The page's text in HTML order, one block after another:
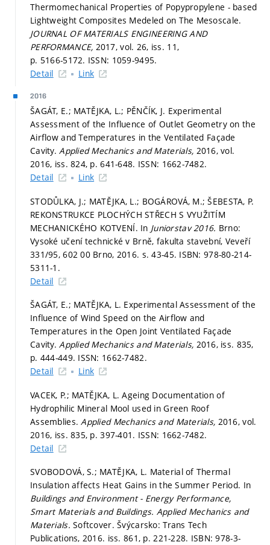
Thermomechanical Properties of Popypropylene - based
Lightweight Composites Medeled on The Mesoscale.
JOURNAL OF MATERIALS ENGINEERING AND
PERFORMANCE, 2017, vol. 26, iss. 11,
p. 5166-5172. ISSN: 1059-9495.
Detail
Link
2016
ŠAGÁT, E.; MATĚJKA, L.; PĚNČÍK, J. Experimental
Assessment of the Influence of Outlet Geometry on the
Airflow and Temperatures in the Ventilated Façade
Cavity.Applied Mechanics and Materials, 2016, vol.
2016, iss. 824, p. 641-648. ISSN: 1662-7482.
Detail
Link
STODŮLKA, J.; MATĚJKA, L.; BOGÁROVÁ, M.; ŠEBESTA, P.
REKONSTRUKCE PLOCHÝCH STŘECH S VYUŽITÍM
MECHANICKÉHO KOTVENÍ. In Juniorstav 2016. Brno:
Vysoké učení technické v Brně, fakulta stavební, Veveří
331/95, 602 00 Brno, 2016. s. 43-45. ISBN: 978-80-214-
5311-1.
Detail
ŠAGÁT, E.; MATĚJKA, L. Experimental Assessment of the
Influence of Wind Speed on the Airflow and
Temperatures in the Open Joint Ventilated Façade
Cavity.Applied Mechanics and Materials, 2016, iss. 835,
p. 444-449. ISSN: 1662-7482.
Detail
Link
VACEK, P.; MATĚJKA, L. Ageing Documentation of
Hydrophilic Mineral Mool used in Green Roof
Assemblies.Applied Mechanics and Materials, 2016, vol.
2016, iss. 835, p. 397-401. ISSN: 1662-7482.
Detail
SVOBODOVÁ, S.; MATĚJKA, L. Material of Thermal
Insulation affects Heat Gains in the Summer Period. In
Buildings and Environment - Energy Performance,
Smart Materials and Buildings. Applied Mechanics and
Materials.Softcover. Švýcarsko: Trans Tech
Publications, 2016. iss. 861, p. 221-228. ISBN: 978-3-